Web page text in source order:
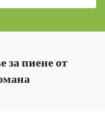
за пиене от